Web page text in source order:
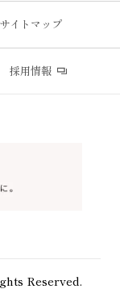
サイトマップ
採用情報
Reserved.